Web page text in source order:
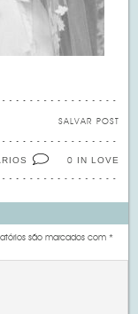
SALVAR POST
0 IN LOVE
são marcados com*